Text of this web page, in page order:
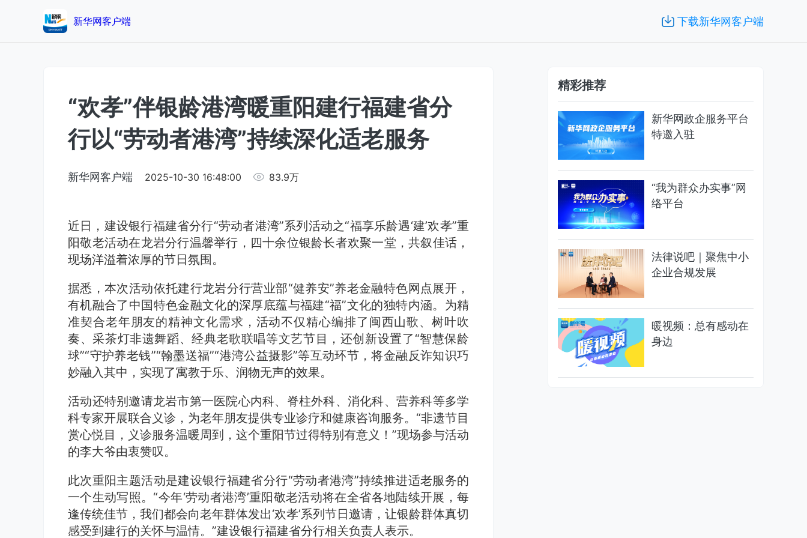
新华网客户端 下载新华网客户端
“欢孝”伴银龄港湾暖重阳建行福建省分
行以“劳动者港湾”持续深化适老服务
新华网客户端 2025-10-30 16:48:00 83.9万
近日，建设银行福建省分行“劳动者港湾”系列活动之“福享乐龄遇‘建’欢孝”重
阳敬老活动在龙岩分行温馨举行，四十余位银龄长者欢聚一堂，共叙佳话，
现场洋溢着浓厚的节日氛围。
据悉，本次活动依托建行龙岩分行营业部“健养安”养老金融特色网点展开，
有机融合了中国特色金融文化的深厚底蕴与福建“福”文化的独特内涵。为精
准契合老年朋友的精神文化需求，活动不仅精心编排了闽西山歌、树叶吹
奏、采茶灯非遗舞蹈、经典老歌联唱等文艺节目，还创新设置了“智慧保龄
球”“守护养老钱”“翰墨送福”“港湾公益摄影”等互动环节，将金融反诈知识巧
妙融入其中，实现了寓教于乐、润物无声的效果。
活动还特别邀请龙岩市第一医院心内科、脊柱外科、消化科、营养科等多学
科专家开展联合义诊，为老年朋友提供专业诊疗和健康咨询服务。“非遗节目
赏心悦目，义诊服务温暖周到，这个重阳节过得特别有意义！”现场参与活动
的李大爷由衷赞叹。
此次重阳主题活动是建设银行福建省分行“劳动者港湾”持续推进适老服务的
一个生动写照。“今年‘劳动者港湾’重阳敬老活动将在全省各地陆续开展，每
逢传统佳节，我们都会向老年群体发出‘欢孝’系列节日邀请，让银龄群体真切
感受到建行的关怀与温情。”建设银行福建省分行相关负责人表示。
精彩推荐
新华网政企服务平台
特邀入驻
“我为群众办实事”网
络平台
法律说吧｜聚焦中小
企业合规发展
暖视频：总有感动在
身边